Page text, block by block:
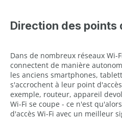
Direction des points
Dans de nombreux réseaux Wi-
connectent de manière
les anciens smartphones,
s'accrochent à leur point
exemple, routeur, appareil
Wi-Fi se coupe - ce n'est
d'accès Wi-Fi avec un meilleur